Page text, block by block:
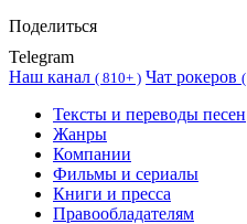
Поделиться
Telegram
Наш канал ( 810+ ) Чат рокеров (
Тексты и переводы песен
Жанры
Компании
Фильмы и сериалы
Книги и пресса
Правообладателям